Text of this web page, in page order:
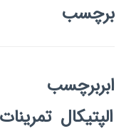
برچسب
ابربرچسب
الپتیکال تمرینات